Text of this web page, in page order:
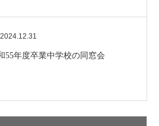
2024.12.31
55年度卒業中学校の同窓会